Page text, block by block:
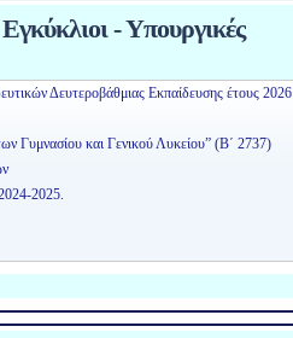
- Υπουργικές
Δευτεροβάθμιας Εκπαίδευσης έτους 2026
Γυμνασίου και Γενικού Λυκείου” (Β΄ 2737)
2025.